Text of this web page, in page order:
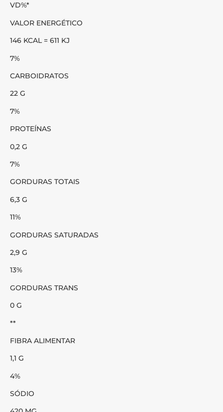
VD%*
VALOR ENERGÉTICO
146 KCAL = 611 KJ
7%
CARBOIDRATOS
22 G
7%
PROTEÍNAS
0,2 G
7%
GORDURAS TOTAIS
6,3 G
11%
GORDURAS SATURADAS
2,9 G
13%
GORDURAS TRANS
0 G
**
FIBRA ALIMENTAR
1,1 G
4%
SÓDIO